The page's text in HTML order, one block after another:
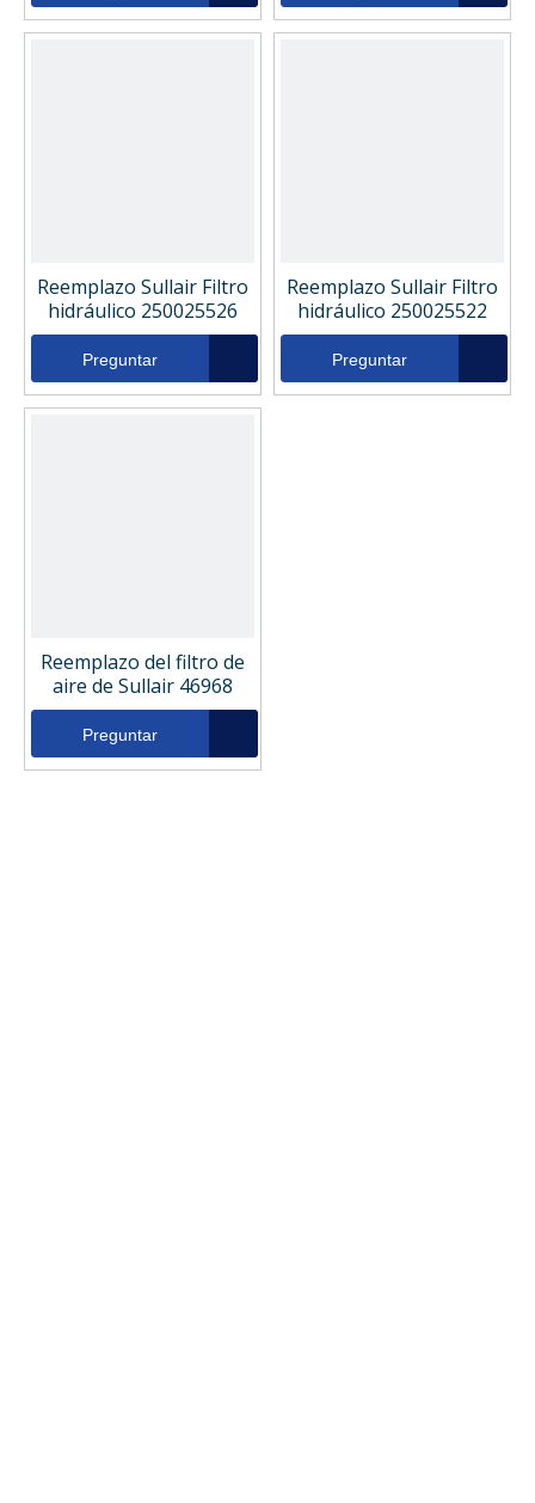
Reemplazo Sullair Filtro
hidráulico 250025526
Preguntar
Reemplazo Sullair Filtro
hidráulico 250025522
Preguntar
Reemplazo del filtro de
aire de Sullair 46968
Preguntar